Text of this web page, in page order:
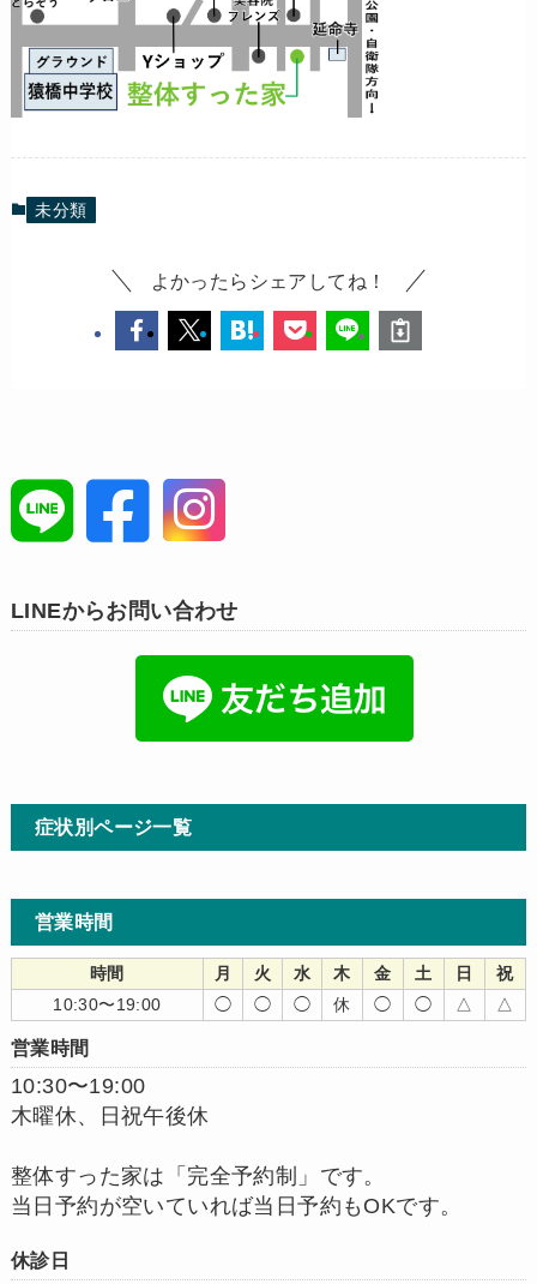
未分類
よかったらシェアしてね！
LINEからお問い合わせ
症状別ページ一覧
営業時間
時間 月 火 水 木 金 土 日
祝
10:30〜19:00
◯ ◯ ◯ 休 ◯ ◯ △ △
営業時間
10:30〜19:00
木曜休、日祝午後休
整体すった家は「完全予約制」です。
当日予約が空いていれば当日予約もOKです。
休診日